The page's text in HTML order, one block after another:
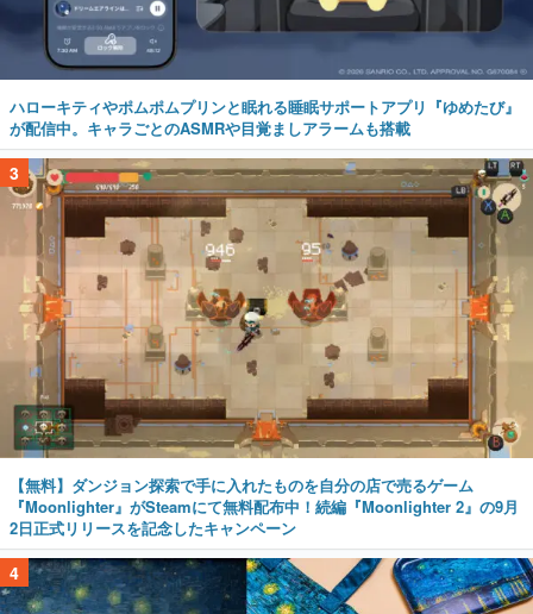
ハローキティやポムポムプリンと眠れる睡眠サポートアプリ『ゆめたび』
が配信中。キャラごとのASMRや目覚ましアラームも搭載
3
【無料】ダンジョン探索で手に入れたものを自分の店で売るゲーム
『Moonlighter』がSteamにて無料配布中！続編『Moonlighter 2』の9月
2日正式リリースを記念したキャンペーン
4